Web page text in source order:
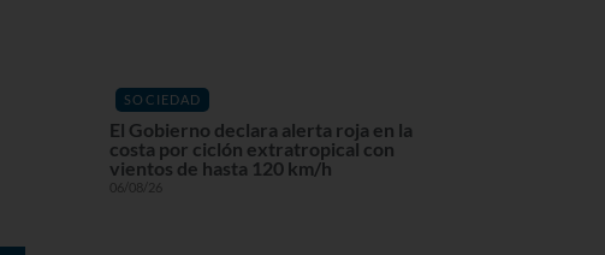
SOCIEDAD
El Gobierno declara alerta roja en la
costa por ciclón extratropical con
vientos de hasta 120 km/h
06/08/26